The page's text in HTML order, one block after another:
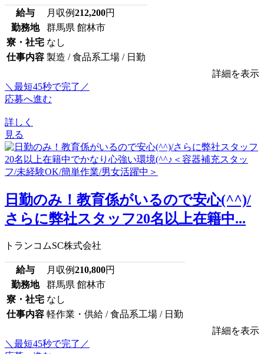
給与 月収例212,200円
勤務地
群馬県 館林市
寮・社宅 なし
仕事内容 製造 / 食品系工場 / 日勤
詳細を表示
＼最短45秒で完了／
応募へ進む
詳しく
見る
日勤のみ！教育係がいるので安心(^^)/
さらに弊社スタッフ20名以上在籍中...
トランコムSC株式会社
給与 月収例210,800円
勤務地
群馬県 館林市
寮・社宅 なし
仕事内容 軽作業・供給 / 食品系工場 / 日勤
詳細を表示
＼最短45秒で完了／